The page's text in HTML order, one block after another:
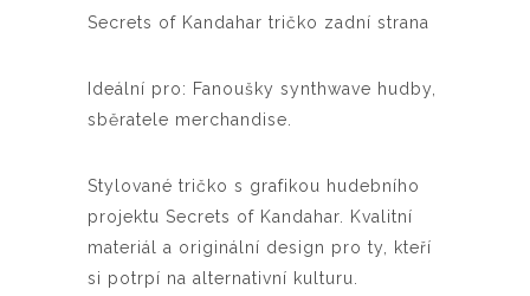
Secrets of Kandahar tričko zadní strana
Ideální pro: Fanoušky synthwave hudby,
sběratele merchandise.
Stylované tričko s grafikou hudebního
projektu Secrets of Kandahar. Kvalitní
materiál a originální design pro ty, kteří
si potrpí na alternativní kulturu.